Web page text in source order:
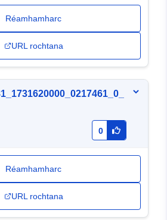
Réamhamharc
URL rochtana
0
Réamhamharc
URL rochtana